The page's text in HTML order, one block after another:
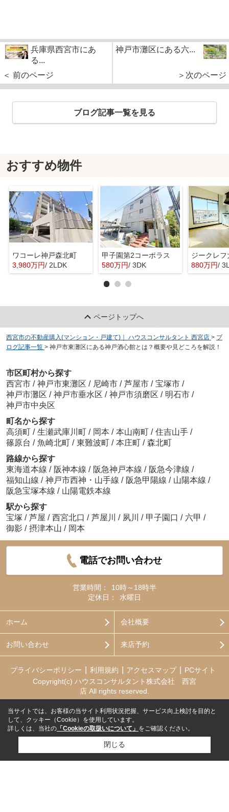
兵庫県西宮市にあ
る...
＜ 前のページ
神戸市灘区にある六...
＞次のページ
ブログ記事一覧を見る
おすすめ物件
ワコーレ神戸森北町
3,980万円/ 2LDK
甲子園第2コーポラス
580万円/ 3DK
ジークレ
880万円/
ページトップへ
西宮市の不動産購入(マンション・戸建て)｜ ハウスコンサルタント 西宮店 > ブ
ログ記事一覧 > 神戸市東灘区にある神戸酒心館とは？概要や見どころを解説！
市区町村から探す
西宮市 / 神戸市東灘区 / 尼崎市 / 芦屋市 / 宝塚市 /
神戸市灘区 / 神戸市垂水区 / 神戸市須磨区 / 明石市 /
神戸市中央区
町名から探す
高須町 / 生瀬武庫川町 / 岡本 / 本山南町 / 住吉山手 /
篠原台 / 魚崎北町 / 東難波町 / 本庄町 / 森北町
路線から探す
東海道本線 / 阪神本線 / 阪急神戸本線 / 阪急今津線 /
福知山線 / 神戸市西神・山手線 / 阪急甲陽線 / 山陽本線 /
阪急宝塚本線 / 山陽電鉄本線
駅から探す
宝塚 / 芦屋 / 西宮北口 / 芦屋川 / 夙川 / 甲子園口 / 六甲 /
御影 / 摂津本山 / 岡本
電話でお問い合わせ
営業時間：
10時～18時半
定休日：
水曜日
ホーム 会社概要
お問い合わせ 来店予約
プライバシーポリシー 利用規約 アクセスマップ
PCサイト
Copyright(c) ハウスコンサルタント株式会社 西宮
店 All rights reserved.
当サイトでは、お客様の当サイト利用状況把握、サービス向上検討を目的と
して、クッキー（Cookie）を使用しています。
詳しくは、当社の 「Cookieの取扱いについて」 をご確認ください。
閉じる